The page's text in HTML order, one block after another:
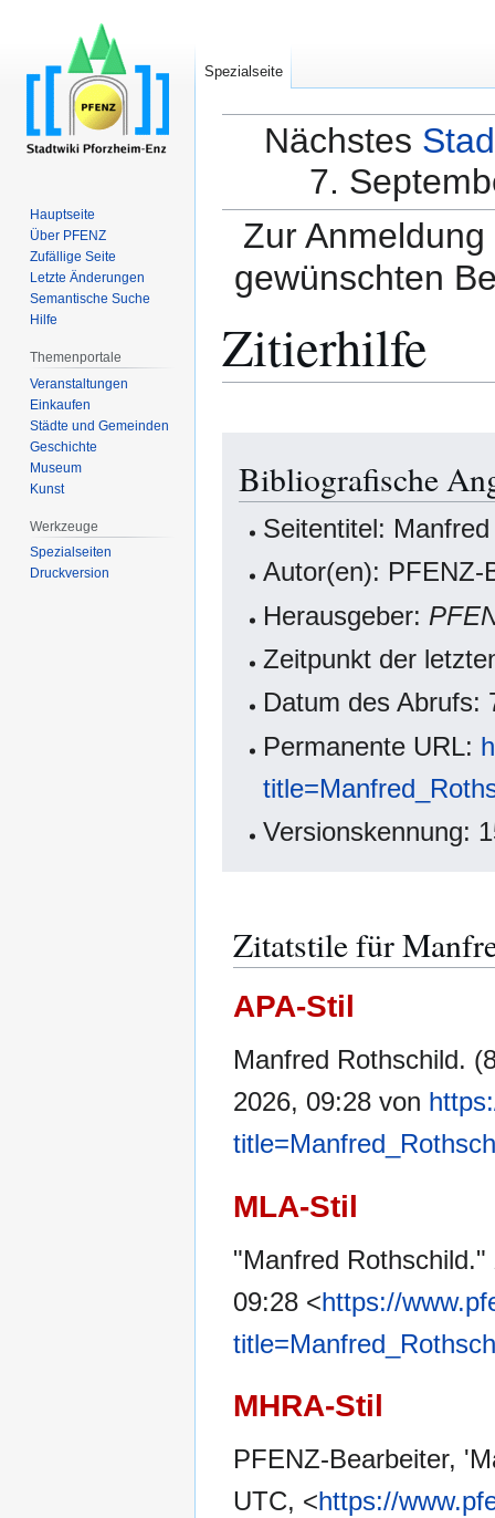
Nächstes
7.
Zur
gewünschten
Zitierhilfe
Navigation
springen
Suche
springen
Bibliografische
Seitentitel:
Autor(en): PFENZ-
Herausgeber:
Zeitpunkt der
Datum des Abrufs:
Permanente URL:
Versionskennung:
Zitatstile für
APA-Stil
Manfred Rothschild.
2026, 09:28 von
MLA-Stil
"Manfred Rothschild."
09:28 <https://
MHRA-Stil
PFENZ-Bearbeiter,
UTC, <https://
Spezialseite
Hauptseite
Über PFENZ
Zufällige Seite
Letzte Änderungen
Semantische Suche
Hilfe
Themenportale
Veranstaltungen
Einkaufen
Städte und Gemeinden
Geschichte
Museum
Kunst
Werkzeuge
Spezialseiten
Druckversion